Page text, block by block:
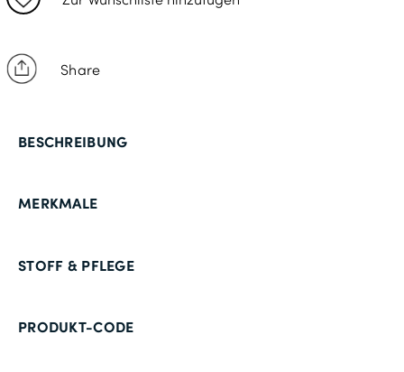
Share
MERKMALE
BESCHREIBUNG
STOFF & PFLEGE
PRODUKT-CODE